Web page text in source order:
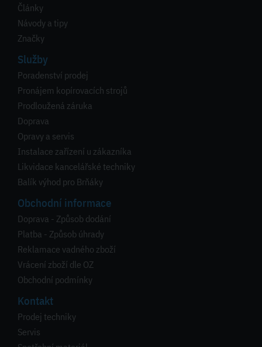
Články
Návody a tipy
Značky
Služby
Poradenství prodej
Pronájem kopírovacích strojů
Prodloužená záruka
Doprava
Opravy a servis
Instalace zařízení u zákazníka
Likvidace kancelářské techniky
Balík výhod pro Brňáky
Obchodní informace
Doprava - Způsob dodání
Platba - Způsob úhrady
Reklamace vadného zboží
Vrácení zboží dle OZ
Obchodní podmínky
Kontakt
Prodej techniky
Servis